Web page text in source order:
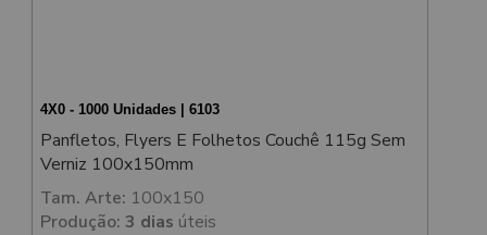
4X0 - 1000 Unidades | 6103
Panfletos, Flyers E Folhetos Couchê 115g Sem
Verniz 100x150mm
Tam. Arte: 100x150
Produção: 3 dias úteis